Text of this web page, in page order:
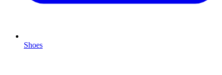
Shoes